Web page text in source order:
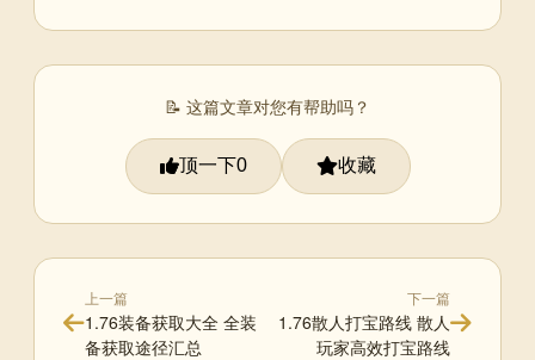
📝 这篇文章对您有帮助吗？
顶一下0 收藏
上一篇
1.76装备获取大全 全装
备获取途径汇总
下一篇
1.76散人打宝路线 散人
玩家高效打宝路线